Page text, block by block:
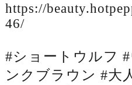
https://
46/
#ショートウルフ
ンクブラウン #大